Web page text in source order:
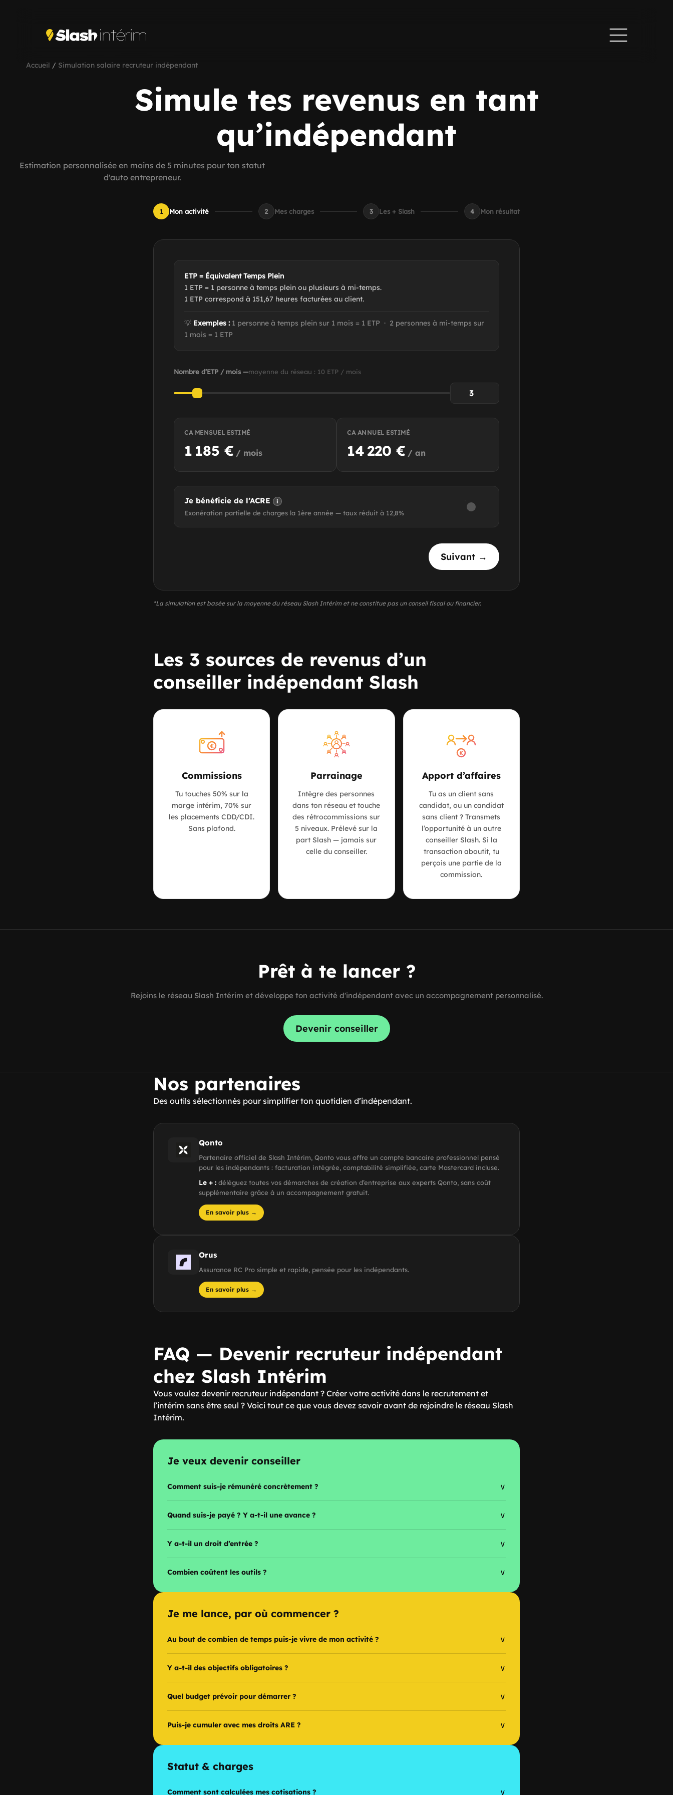
Accueil / Simulation salaire recruteur indépendant
Simule tes revenus en tant
qu’indépendant
Estimation personnalisée en moins de 5 minutes pour ton statut
d'auto entrepreneur.
1 Mon activité 2 Mes charges 3 Les + Slash 4 Mon résultat
ETP = Équivalent Temps Plein
1 ETP = 1 personne à temps plein ou plusieurs à mi-temps.
1 ETP correspond à 151,67 heures facturées au client.
💡 Exemples : 1 personne à temps plein sur 1 mois = 1 ETP · 2 personnes à mi-temps sur
1 mois = 1 ETP
Nombre d’ETP / mois —moyenne du réseau : 10 ETP / mois
CA MENSUEL ESTIMÉ
1 185 € / mois
CA ANNUEL ESTIMÉ
14 220 € / an
Je bénéficie de l’ACRE i
Exonération partielle de charges la 1ère année — taux réduit à 12,8%
Suivant →
*La simulation est basée sur la moyenne du réseau Slash Intérim et ne constitue pas un conseil fiscal ou financier.
Les 3 sources de revenus d’un
conseiller indépendant Slash
€
Commissions
Tu touches 50% sur la
marge intérim, 70% sur
les placements CDD/CDI.
Sans plafond.
Parrainage
Intègre des personnes
dans ton réseau et touche
des rétrocommissions sur
5 niveaux. Prélevé sur la
part Slash — jamais sur
celle du conseiller.
€
Apport d’affaires
Tu as un client sans
candidat, ou un candidat
sans client ? Transmets
l’opportunité à un autre
conseiller Slash. Si la
transaction aboutit, tu
perçois une partie de la
commission.
Prêt à te lancer ?
Rejoins le réseau Slash Intérim et développe ton activité d'indépendant avec un accompagnement personnalisé.
Devenir conseiller
Nos partenaires
Des outils sélectionnés pour simplifier ton quotidien d’indépendant.
Qonto
Partenaire officiel de Slash Intérim, Qonto vous offre un compte bancaire professionnel pensé
pour les indépendants : facturation intégrée, comptabilité simplifiée, carte Mastercard incluse.
Le + : déléguez toutes vos démarches de création d’entreprise aux experts Qonto, sans coût
supplémentaire grâce à un accompagnement gratuit.
En savoir plus →
Orus
Assurance RC Pro simple et rapide, pensée pour les indépendants.
En savoir plus →
FAQ — Devenir recruteur indépendant
chez Slash Intérim
Vous voulez devenir recruteur indépendant ? Créer votre activité dans le recrutement et
l’intérim sans être seul ? Voici tout ce que vous devez savoir avant de rejoindre le réseau Slash
Intérim.
Je veux devenir conseiller
Comment suis-je rémunéré concrètement ? ∨
Quand suis-je payé ? Y a-t-il une avance ? ∨
Y a-t-il un droit d’entrée ? ∨
Combien coûtent les outils ? ∨
Je me lance, par où commencer ?
Au bout de combien de temps puis-je vivre de mon activité ? ∨
Y a-t-il des objectifs obligatoires ? ∨
Quel budget prévoir pour démarrer ? ∨
Puis-je cumuler avec mes droits ARE ? ∨
Statut & charges
Comment sont calculées mes cotisations ? ∨